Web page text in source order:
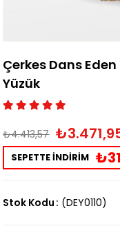
Çerkes Dans
Yüzük
₺4.413,57
SEPETTE İNDİRİM
Stok Kodu (DEY0110)